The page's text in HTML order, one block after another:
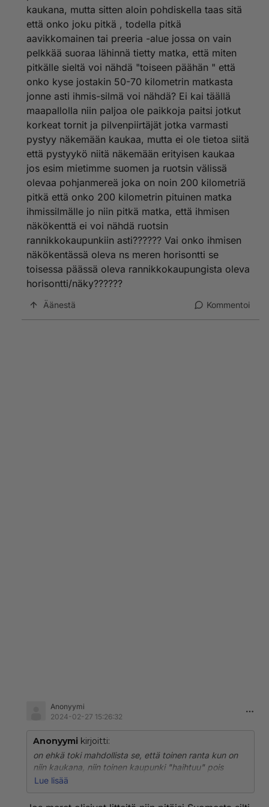
kaukana, mutta sitten aloin pohdiskella taas sitä
että onko joku pitkä , todella pitkä
aavikkomainen tai preeria -alue jossa on vain
pelkkää suoraa lähinnä tietty matka, että miten
pitkälle sieltä voi nähdä "toiseen päähän " että
onko kyse jostakin 50-70 kilometrin matkasta
jonne asti ihmis-silmä voi nähdä? Ei kai täällä
maapallolla niin paljoa ole paikkoja paitsi jotkut
korkeat tornit ja pilvenpiirtäjät jotka varmasti
pystyy näkemään kaukaa, mutta ei ole tietoa siitä
että pystyykö niitä näkemään erityisen kaukaa
jos esim mietimme suomen ja ruotsin välissä
olevaa pohjanmereä joka on noin 200 kilometriä
pitkä että onko 200 kilometrin pituinen matka
ihmissilmälle jo niin pitkä matka, että ihmisen
näkökenttä ei voi nähdä ruotsin
rannikkokaupunkiin asti?????? Vai onko ihmisen
näkökentässä oleva ns meren horisontti se
toisessa päässä oleva rannikkokaupungista oleva
horisontti/näky??????
Äänestä Kommentoi
Anonyymi
2024-02-27 15:26:32
Anonyymi kirjoitti:
on ehkä toki mahdollista se, että toinen ranta kun on
niin kaukana, niin toinen kaupunki "haihtuu" pois
silmänäkökentästä koska se on niin kaukana, mutta
todella pitkä aavikkomainen tai preeria -alue jossa on
Lue lisää